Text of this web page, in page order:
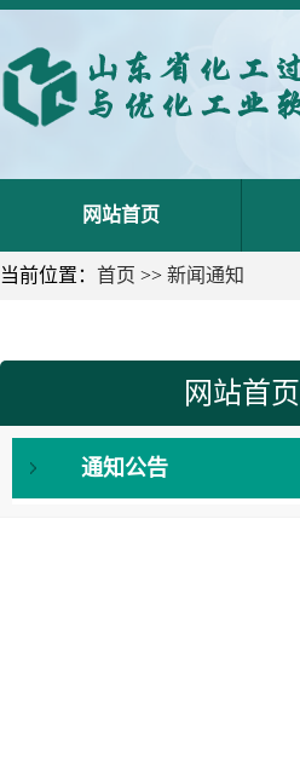
网站首页
当前位置： 首页 >> 新闻通知
网站首页
通知公告